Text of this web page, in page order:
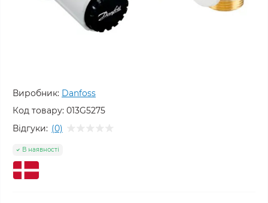
Виробник: Danfoss
Код товару: 013G5275
Відгуки: (0)
В наявності